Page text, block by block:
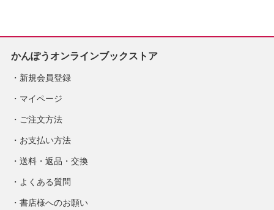
かんぽうオンラインブックストア
新規会員登録
マイページ
ご注文方法
お支払い方法
送料・返品・交換
よくある質問
書店様へのお願い